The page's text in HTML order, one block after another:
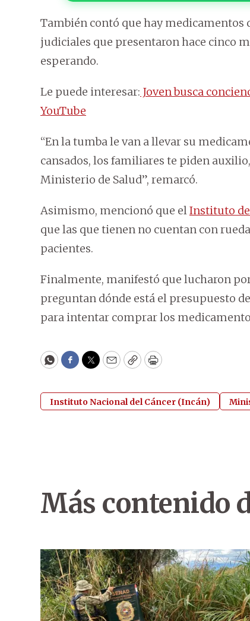
También contó que hay medicamentos
judiciales que presentaron hace cinco
esperando.
Le puede interesar: Joven busca
YouTube
“En la tumba le van a llevar su
cansados, los familiares te piden
Ministerio de Salud”, remarcó.
Asimismo, mencionó que elInstituto
que las que tienen no cuentan con
pacientes.
Finalmente, manifestó que lucharon
preguntan dónde está el presupuesto
para intentar comprar los
WhatsApp
Facebook
Twitter
EmailCopyPrint
Instituto Nacional del Cáncer (Incán)
Más contenido